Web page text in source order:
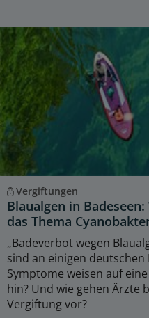
Vergiftungen
Blaualgen in
das Thema
„Badeverbot wegen
sind an einigen deutschen
Symptome weisen auf
hin? Und wie gehen Ärzte
Vergiftung vor?